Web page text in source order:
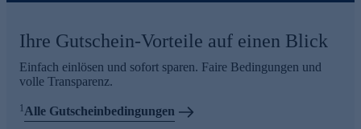
Ihre Gutschein-Vorteile auf einen Blick
Einfach einlösen und sofort sparen. Faire Bedingungen und
volle Transparenz.
1Alle Gutscheinbedingungen